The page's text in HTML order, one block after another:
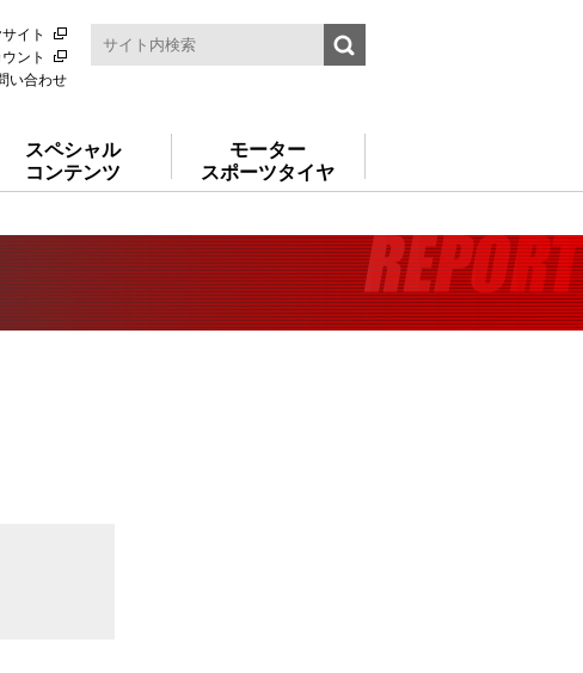
イト
ント
い合わせ
スペシャル
コンテンツ
モーター
スポーツタイヤ